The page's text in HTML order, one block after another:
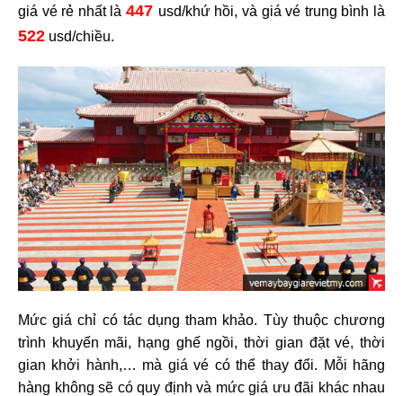
giá vé rẻ nhất là447 usd/khứ hồi, và giá vé trung bình là
522 usd/chiều.
Mức giá chỉ có tác dụng tham khảo. Tùy thuộc chương
trình khuyến mãi, hạng ghế ngồi, thời gian đặt vé, thời
gian khởi hành,… mà giá vé có thể thay đổi. Mỗi hãng
hàng không sẽ có quy định và mức giá ưu đãi khác nhau